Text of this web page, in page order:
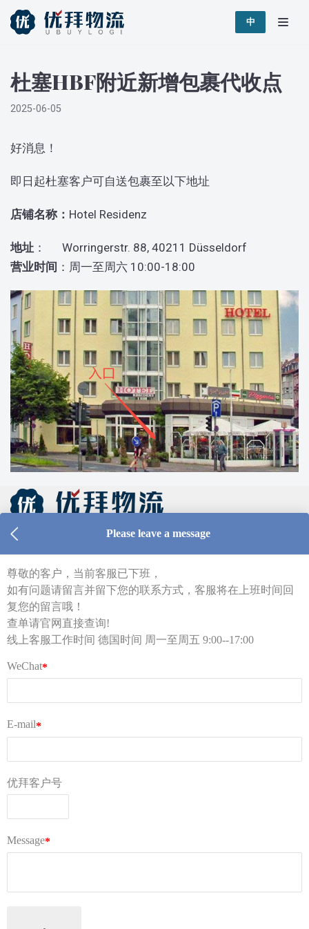
跳
至
文
中
杜塞HBF附近新增包裹代收点
2025-06-05
好消息！
即日起杜塞客户可自送包裹至以下地址
店铺名称： Hotel Residenz
地址 ： Worringerstr. 88, 40211 Düsseldorf
营业时间 ：周一至周六 10:00-18:00
仓库及线上客服工作时间 周一至周五 9:00-18:00
Tel：0213 1206 1981（德国仓库，只受理库内异常件
查询）
Tel：0155 6018 1888（只受理投诉）
客服部邮箱 kf@ubuylogi.com
明下载
© 广州优拜科技有限公司
AGB